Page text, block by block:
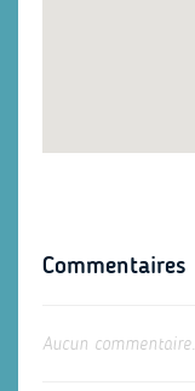
Commentaires
Aucun commentaire.